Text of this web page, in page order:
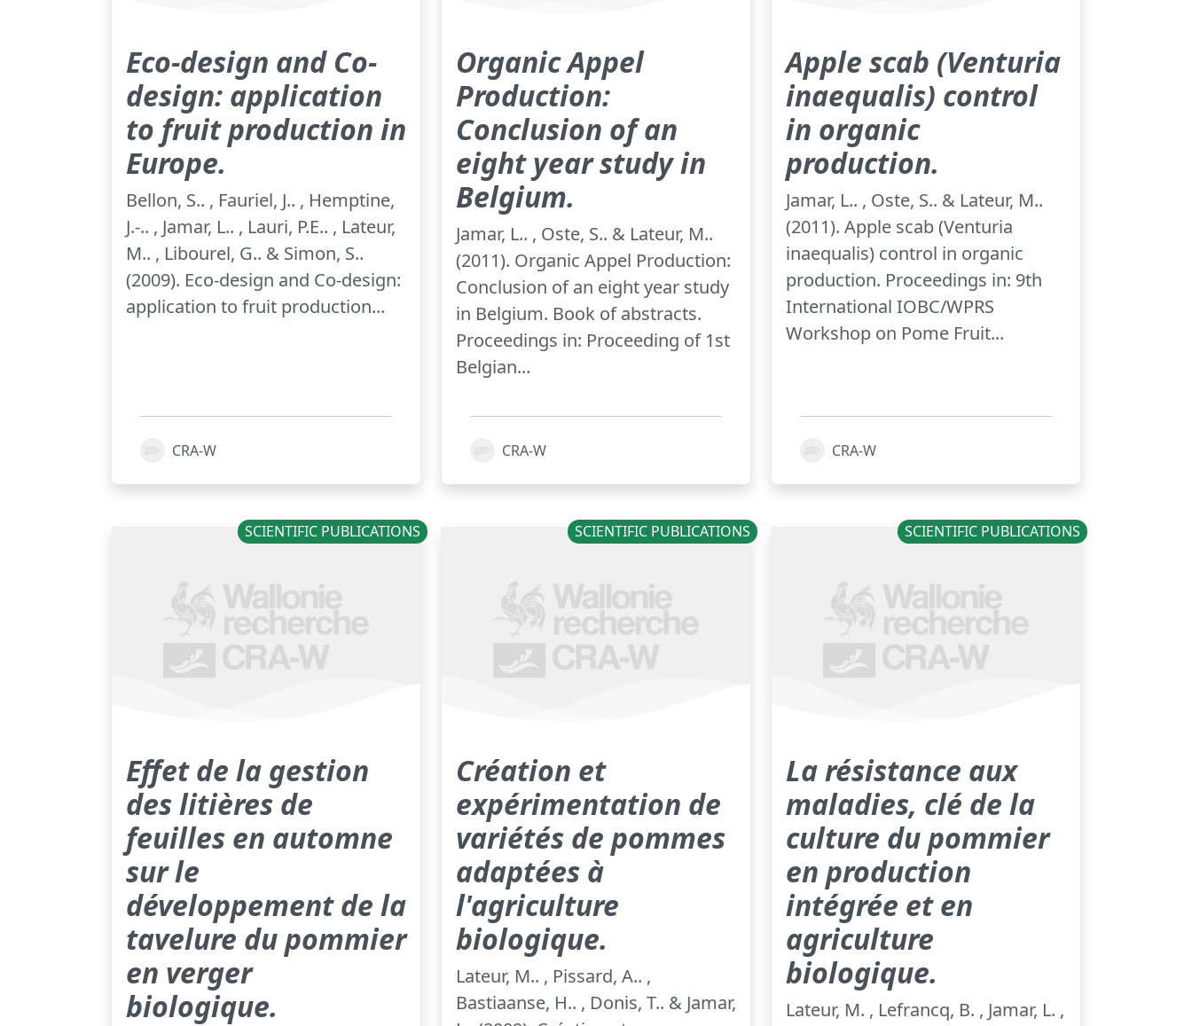
Eco-design and Co-
design: application
to fruit production in
Europe.
Bellon, S.. , Fauriel, J.. , Hemptine,
J.-.. , Jamar, L.. , Lauri, P.E.. , Lateur,
M.. , Libourel, G.. & Simon, S..
(2009). Eco-design and Co-design:
application to fruit production...
CRA-W
Organic Appel
Production:
Conclusion of an
eight year study in
Belgium.
Jamar, L.. , Oste, S.. & Lateur, M..
(2011). Organic Appel Production:
Conclusion of an eight year study
in Belgium. Book of abstracts.
Proceedings in: Proceeding of 1st
Belgian...
CRA-W
Apple scab (Venturia
inaequalis) control
in organic
production.
Jamar, L.. , Oste, S.. & Lateur, M..
(2011). Apple scab (Venturia
inaequalis) control in organic
production. Proceedings in: 9th
International IOBC/WPRS
Workshop on Pome Fruit...
CRA-W
SCIENTIFIC PUBLICATIONS
Effet de la gestion
des litières de
feuilles en automne
sur le
développement de la
tavelure du pommier
en verger
biologique.
SCIENTIFIC PUBLICATIONS
Création et
expérimentation de
variétés de pommes
adaptées à
l'agriculture
biologique.
Lateur, M.. , Pissard, A.. ,
Bastiaanse, H.. , Donis, T.. & Jamar,
SCIENTIFIC PUBLICATIONS
La résistance aux
maladies, clé de la
culture du pommier
en production
intégrée et en
agriculture
biologique.
Lateur, M. , Lefrancq, B. , Jamar, L. ,